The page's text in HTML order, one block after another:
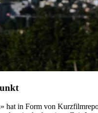
hat in Form von